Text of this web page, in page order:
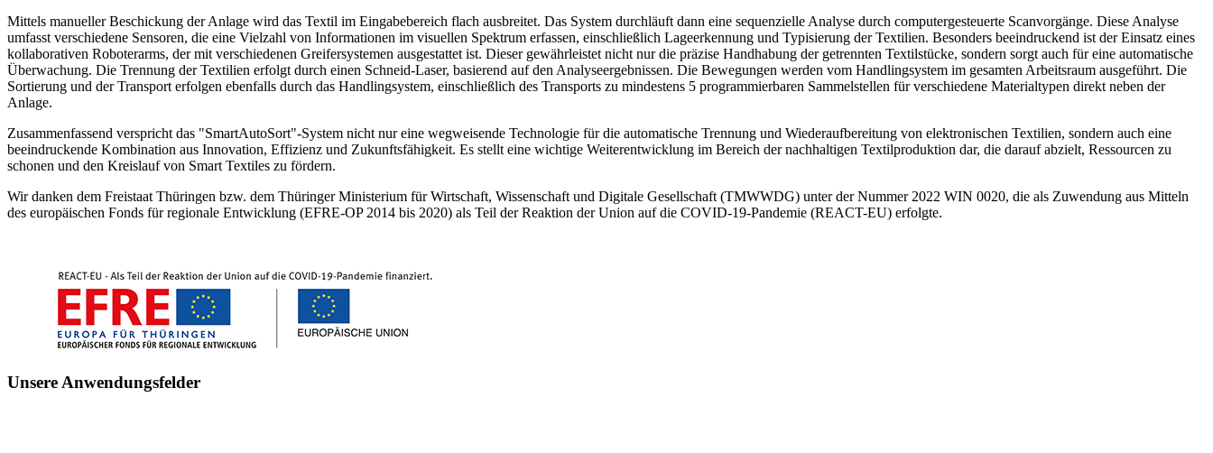
Mittels manueller Beschickung der Anlage wird das Textil im Eingabebereich flach ausbreitet. Das System durchläuft dann eine sequenzielle Analyse durch computergesteuerte Scanvorgänge. Diese Analyse
umfasst verschiedene Sensoren, die eine Vielzahl von Informationen im visuellen Spektrum erfassen, einschließlich Lageerkennung und Typisierung der Textilien. Besonders beeindruckend ist der Einsatz eines
kollaborativen Roboterarms, der mit verschiedenen Greifersystemen ausgestattet ist. Dieser gewährleistet nicht nur die präzise Handhabung der getrennten Textilstücke, sondern sorgt auch für eine automatische
Überwachung. Die Trennung der Textilien erfolgt durch einen Schneid-Laser, basierend auf den Analyseergebnissen. Die Bewegungen werden vom Handlingsystem im gesamten Arbeitsraum ausgeführt. Die
Sortierung und der Transport erfolgen ebenfalls durch das Handlingsystem, einschließlich des Transports zu mindestens 5 programmierbaren Sammelstellen für verschiedene Materialtypen direkt neben der
Anlage.
Zusammenfassend verspricht das "SmartAutoSort"-System nicht nur eine wegweisende Technologie für die automatische Trennung und Wiederaufbereitung von elektronischen Textilien, sondern auch eine
beeindruckende Kombination aus Innovation, Effizienz und Zukunftsfähigkeit. Es stellt eine wichtige Weiterentwicklung im Bereich der nachhaltigen Textilproduktion dar, die darauf abzielt, Ressourcen zu
schonen und den Kreislauf von Smart Textiles zu fördern.
Wir danken dem Freistaat Thüringen bzw. dem Thüringer Ministerium für Wirtschaft, Wissenschaft und Digitale Gesellschaft (TMWWDG) unter der Nummer 2022 WIN 0020, die als Zuwendung aus Mitteln
des europäischen Fonds für regionale Entwicklung (EFRE-OP 2014 bis 2020) als Teil der Reaktion der Union auf die COVID-19-Pandemie (REACT-EU) erfolgte.
Unsere Anwendungsfelder